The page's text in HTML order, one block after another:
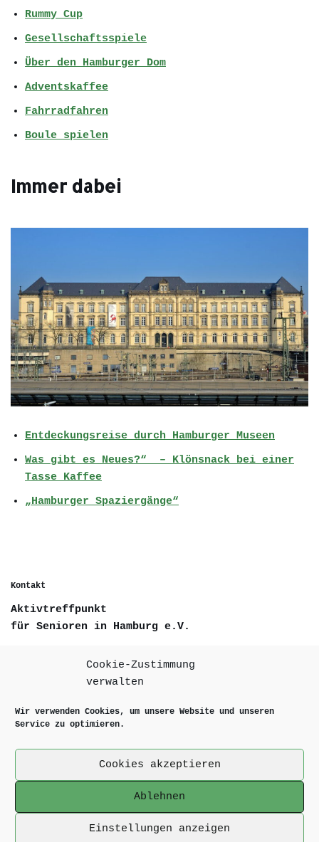
Cookie-Zustimmung
verwalten
Wir verwenden Cookies, um unsere Website und unseren
Service zu optimieren.
Cookies akzeptieren
Ablehnen
Einstellungen anzeigen
Rummy Cup
Gesellschaftsspiele
Über den Hamburger Dom
Adventskaffee
Fahrradfahren
Boule spielen
Immer dabei
Entdeckungsreise durch Hamburger Museen
Was gibt es Neues?“ – Klönsnack bei einer
Tasse Kaffee
„Hamburger Spaziergänge“
Kontakt
Aktivtreffpunkt
für Senioren in Hamburg e.V.
Deelwisch 17
D-22529 Hamburg
Telefon +49 40 84308055
Email info@aktivtreffpunkt.de
Internet www.aktivtreffpunkt.de
Kontakt, Impressum & Datenschutz